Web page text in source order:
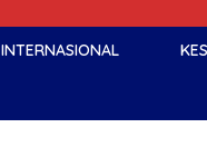
INTERNASIONAL